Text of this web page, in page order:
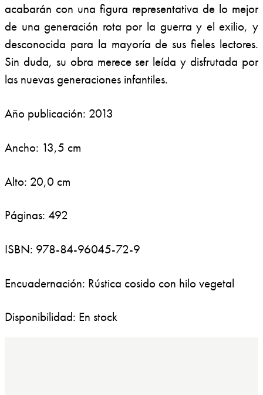
acabarán con una figura representativa de lo mejor
de una generación rota por la guerra y el exilio, y
desconocida para la mayoría de sus fieles lectores.
Sin duda, su obra merece ser leída y disfrutada por
las nuevas generaciones infantiles.
Año publicación: 2013
Ancho: 13,5 cm
Alto: 20,0 cm
Páginas: 492
ISBN: 978-84-96045-72-9
Encuadernación: Rústica cosido con hilo vegetal
Disponibilidad: En stock